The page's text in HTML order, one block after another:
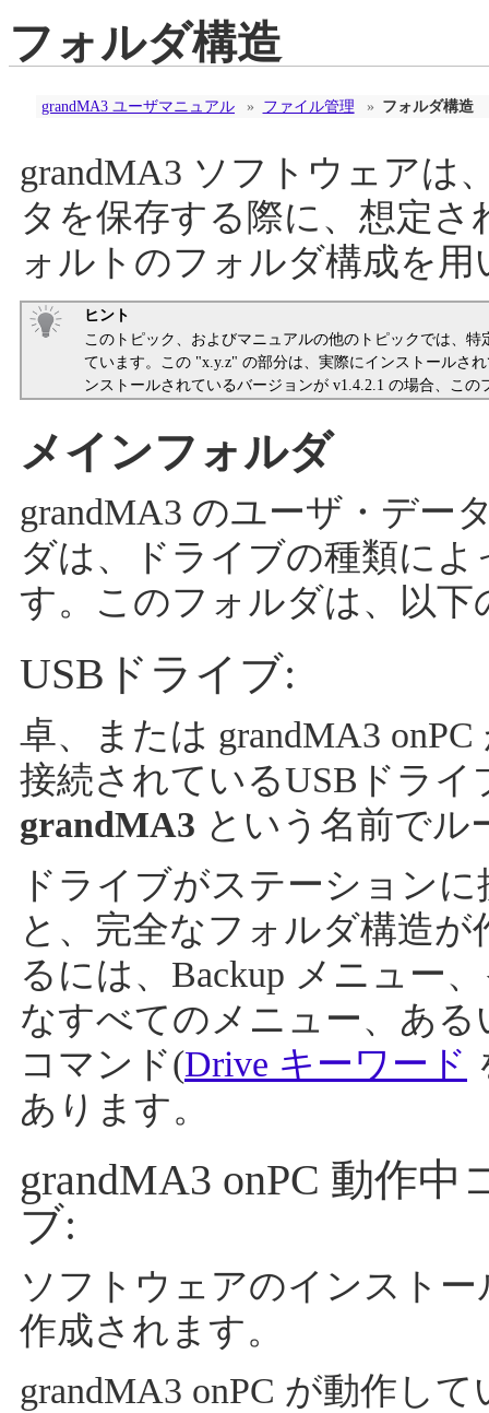
フォルダ構造
grandMA3 ユーザマニュアル » ファイル管理 » フォルダ構造
grandMA3 ソフトウェアは
タを保存する際に、想定
ォルトのフォルダ構成を用
ヒント
このトピック、およびマニュアルの他のトピックでは、
ています。この "x.y.z" の部分は、実際にインストールさ
ンストールされているバージョンが v1.4.2.1 の場合、こ
メインフォルダ
grandMA3 のユーザ・デー
ダは、ドライブの種類に
す。このフォルダは、以
USBドライブ:
卓、または grandMA3
接続されているUSBドラ
grandMA3 という名前でル
ドライブがステーション
と、完全なフォルダ構造
るには、Backup メニュー
なすべてのメニュー、あ
コマンド(Drive キーワード
あります。
grandMA3 onPC 動作
ブ:
ソフトウェアのインスト
作成されます。
grandMA3 onPC が動作し